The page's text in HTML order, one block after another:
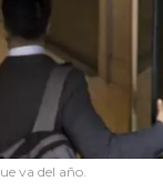
va del año.